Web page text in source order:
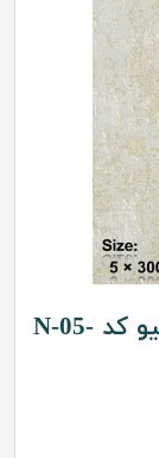
نبشی پلی استایرن 5 سانت دکوراتیو کد N-05-